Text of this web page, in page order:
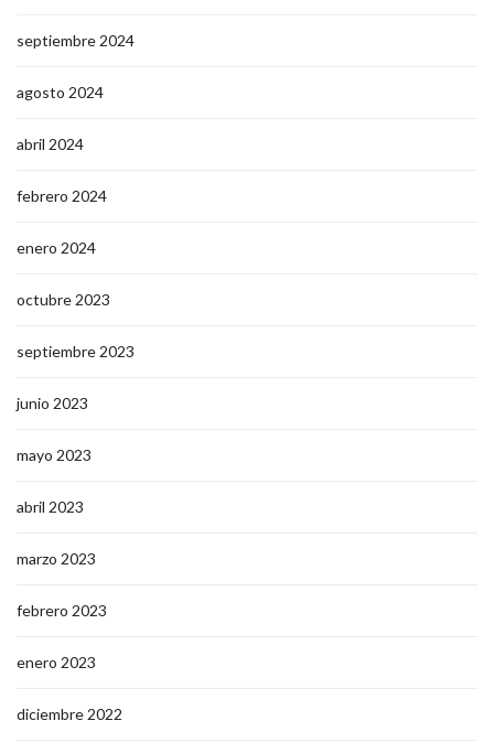
septiembre 2024
agosto 2024
abril 2024
febrero 2024
enero 2024
octubre 2023
septiembre 2023
junio 2023
mayo 2023
abril 2023
marzo 2023
febrero 2023
enero 2023
diciembre 2022